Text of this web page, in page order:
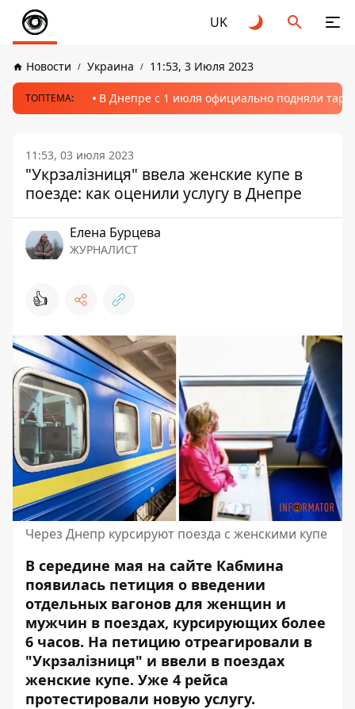
UK
Новости Украина 11:53, 3 Июля 2023
ТОПТЕМА: В Днепре с 1 июля официально подняли
11:53, 03 июля 2023
"Укрзалізниця" ввела женские купе в
поезде: как оценили услугу в Днепре
Елена Бурцева
ЖУРНАЛИСТ
👍
Через Днепр курсируют поезда с женскими купе
В середине мая на сайте Кабмина
появилась петиция о введении
отдельных вагонов для женщин и
мужчин в поездах, курсирующих более
6 часов. На петицию отреагировали в
"Укрзалізниця" и ввели в поездах
женские купе. Уже 4 рейса
протестировали новую услугу.